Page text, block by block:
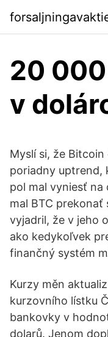
20
v
Myslí si, že
poriadny uptrend,
pol mal vyniesť na
mal BTC prekonať
vyjadril, že v jeho
ako kedykoľvek
finančný systém
Kurzy měn
kurzovního lístku
bankovky v
dolarů. Jenom